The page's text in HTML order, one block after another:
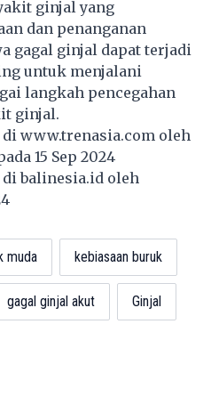
ginjal yang
dan penanganan
gagal ginjal dapat terjadi
untuk menjalani
langkah pencegahan
ginjal.
di www.trenasia.com oleh
15 Sep 2024
dibalinesia.id oleh
muda kebiasaan buruk
gagal ginjal akut Ginjal